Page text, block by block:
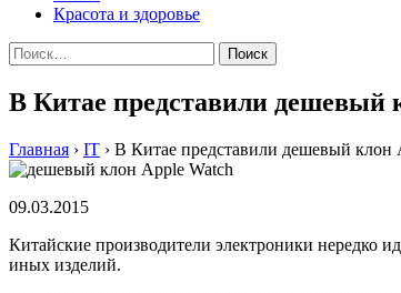
Красота и здоровье
Найти:
В Китае представили дешевый
Главная › IT › В Китае представили дешевый клон
09.03.2015
Китайские производители электроники нередко
иных изделий.